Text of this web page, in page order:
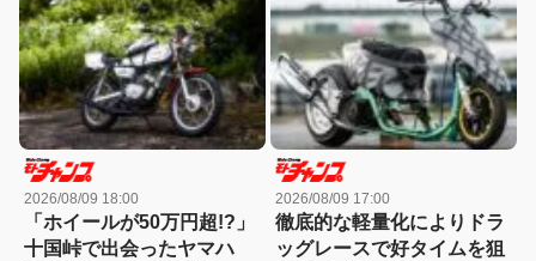
2026/08/09 18:00
「ホイールが50万円超!?」
十国峠で出会ったヤマハ
2026/08/09 17:00
徹底的な軽量化によりドラ
ッグレースで好タイムを狙